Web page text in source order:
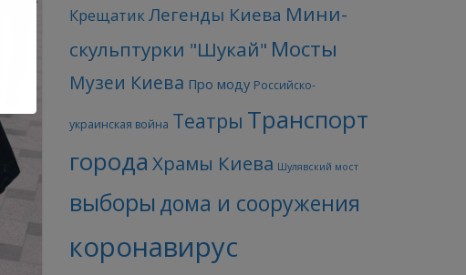
КрещатикЛегенды Киева Мини-
скульптурки "Шукай" Мосты
Музеи Киева Про моду Российско-
украинская война Театры Транспорт
города Храмы Киева Шулявский мост
выборы дома и сооружения
коронавирус